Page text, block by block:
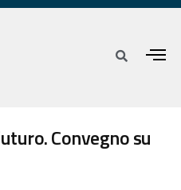
Convegno su